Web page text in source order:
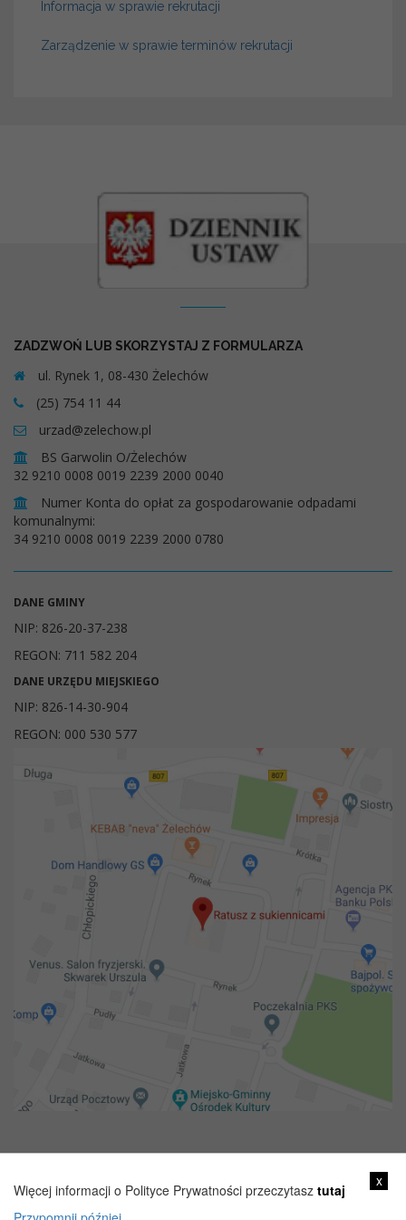
Informacja w sprawie rekrutacji
Zarządzenie w sprawie terminów rekrutacji
ZADZWOŃ LUB SKORZYSTAJ Z FORMULARZA
ul. Rynek 1, 08-430 Żelechów
(25) 754 11 44
urzad@zelechow.pl
BS Garwolin O/Żelechów
32 9210 0008 0019 2239 2000 0040
Numer Konta do opłat za gospodarowanie odpadami
komunalnymi:
34 9210 0008 0019 2239 2000 0780
DANE GMINY
NIP: 826-20-37-238
REGON: 711 582 204
DANE URZĘDU MIEJSKIEGO
NIP: 826-14-30-904
REGON: 000 530 577
x
Więcej informacji o Polityce Prywatności przeczytasz tutaj